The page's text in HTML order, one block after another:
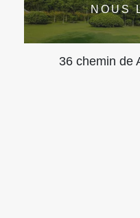
NOUS
36 chemin de